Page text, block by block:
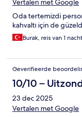
Vertalen met Google
Oda tertemizdi
kahvaltı için de
Burak, reis van 1 nacht
Geverifieerde
10/10 –
23 dec 2025
Vertalen met Google